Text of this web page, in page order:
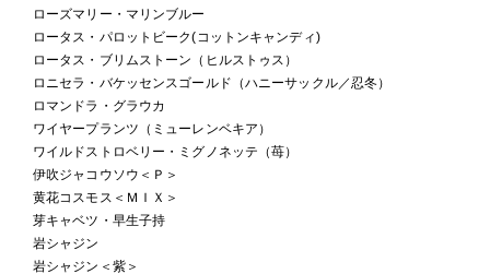
ローズマリー・マリンブルー
ロータス・パロットビーク(コットンキャンディ)
ロータス・ブリムストーン（ヒルストゥス）
ロニセラ・バケッセンスゴールド（ハニーサックル／忍冬）
ロマンドラ・グラウカ
ワイヤープランツ（ミューレンベキア）
ワイルドストロベリー・ミグノネッテ（苺）
伊吹ジャコウソウ＜Ｐ＞
黄花コスモス＜ＭＩＸ＞
芽キャベツ・早生子持
岩シャジン
岩シャジン＜紫＞